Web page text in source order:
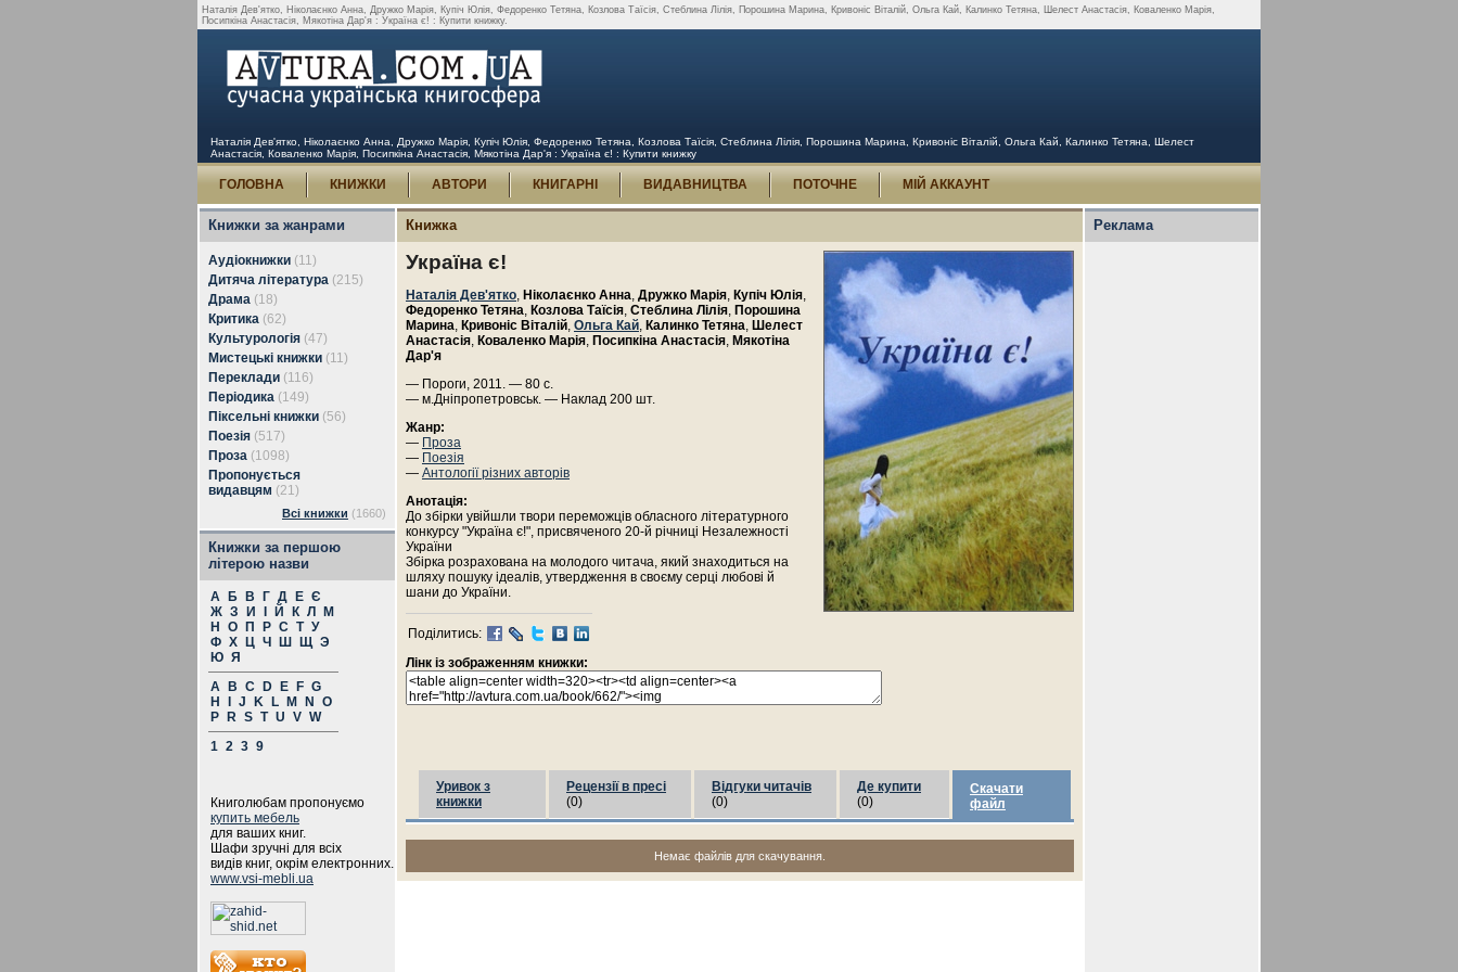
Наталія Дев'ятко, Ніколаєнко Анна, Дружко Марія, Купіч Юлія, Федоренко Тетяна, Козлова Таїсія, Стеблина Лілія, Порошина Марина, Кривоніс Віталій, Ольга Кай, Калинко Тетяна, Шелест Анастасія, Коваленко Марія,
Посипкіна Анастасія, Мякотіна Дар'я : Україна є! : Купити книжку.
Наталія Дев'ятко, Ніколаєнко Анна, Дружко Марія, Купіч Юлія, Федоренко Тетяна, Козлова Таїсія, Стеблина Лілія, Порошина Марина, Кривоніс Віталій, Ольга Кай, Калинко Тетяна, Шелест
Анастасія, Коваленко Марія, Посипкіна Анастасія, Мякотіна Дар'я : Україна є! : Купити книжку
ГОЛОВНА КНИЖКИ АВТОРИ КНИГАРНІ ВИДАВНИЦТВА ПОТОЧНЕ МІЙ АККАУНТ
Книжки за жанрами
Аудіокнижки (11)
Дитяча література (215)
Драма (18)
Критика (62)
Культурологія (47)
Мистецькі книжки (11)
Переклади (116)
Періодика (149)
Піксельні книжки (56)
Поезія (517)
Проза (1098)
Пропонується
видавцям (21)
Всі книжки (1660)
Книжки за першою
літерою назви
А Б В Г Д Е Є
Ж З И Й К Л
М
Н
О П Р С Т У
Ф Х Ц Ч Ш Щ Э
Ю Я
A
B C D E F G
H
J K L M N
O
P
R S T U V W
1 2 3 9
Книголюбам пропонуємо
купить мебель
для ваших книг.
Шафи зручні для всіх
видів книг, окрім електронних.
www.vsi-mebli.ua
Книжка
Україна є!
Наталія Дев'ятко, Ніколаєнко Анна, Дружко Марія, Купіч Юлія,
Федоренко Тетяна, Козлова Таїсія, Стеблина Лілія, Порошина
Марина, Кривоніс Віталій, Ольга Кай, Калинко Тетяна, Шелест
Анастасія, Коваленко Марія, Посипкіна Анастасія, Мякотіна
Дар'я
— Пороги, 2011. — 80 с.
— м.Дніпропетровськ. — Наклад 200 шт.
Жанр:
— Проза
— Поезія
— Антології різних авторів
Анотація:
До збірки увійшли твори переможців обласного літературного
конкурсу "Україна є!", присвяченого 20-й річниці Незалежності
України
Збірка розрахована на молодого читача, який знаходиться на
шляху пошуку ідеалів, утвердження в своєму серці любові й
шани до України.
Поділитись:
Лінк із зображенням книжки:
Уривок з
книжки
Рецензії в пресі
(0)
Відгуки читачів
(0)
Де купити
(0)
Скачати
файл
Немає файлів для скачування.
Реклама